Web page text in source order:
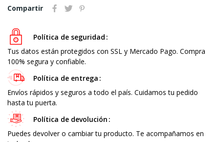
Compartir
Política de seguridad
Tus datos están protegidos con SSL y Mercado Pago. Compra
100% segura y confiable.
Política de entrega
Envíos rápidos y seguros a todo el país. Cuidamos tu pedido
hasta tu puerta.
Política de devolución
Puedes devolver o cambiar tu producto. Te acompañamos en